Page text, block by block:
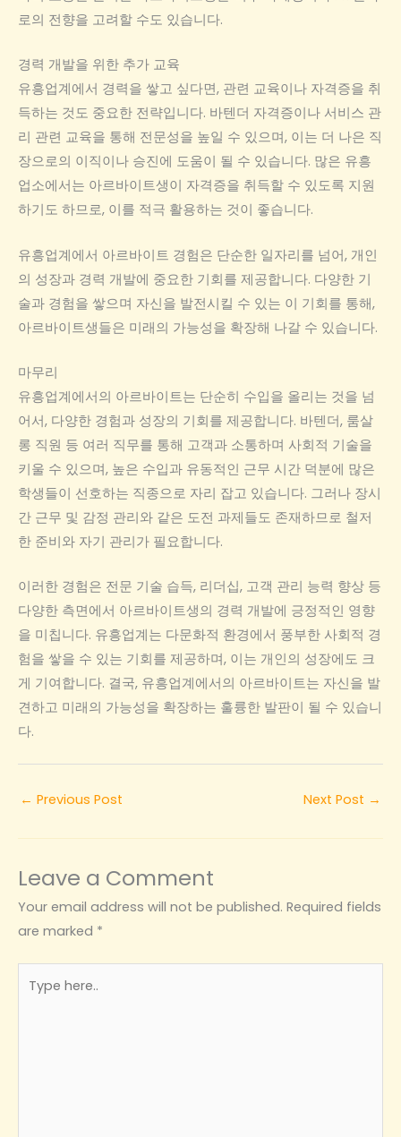
로의 전향을 고려할 수도 있습니다.
경력 개발을 위한 추가 교육
유흥업계에서 경력을 쌓고 싶다면, 관련 교육이나 자격증을 취
득하는 것도 중요한 전략입니다. 바텐더 자격증이나 서비스 관
리 관련 교육을 통해 전문성을 높일 수 있으며, 이는 더 나은 직
장으로의 이직이나 승진에 도움이 될 수 있습니다. 많은 유흥
업소에서는 아르바이트생이 자격증을 취득할 수 있도록 지원
하기도 하므로, 이를 적극 활용하는 것이 좋습니다.
유흥업계에서 아르바이트 경험은 단순한 일자리를 넘어, 개인
의 성장과 경력 개발에 중요한 기회를 제공합니다. 다양한 기
술과 경험을 쌓으며 자신을 발전시킬 수 있는 이 기회를 통해,
아르바이트생들은 미래의 가능성을 확장해 나갈 수 있습니다.
마무리
유흥업계에서의 아르바이트는 단순히 수입을 올리는 것을 넘
어서, 다양한 경험과 성장의 기회를 제공합니다. 바텐더, 룸살
롱 직원 등 여러 직무를 통해 고객과 소통하며 사회적 기술을
키울 수 있으며, 높은 수입과 유동적인 근무 시간 덕분에 많은
학생들이 선호하는 직종으로 자리 잡고 있습니다. 그러나 장시
간 근무 및 감정 관리와 같은 도전 과제들도 존재하므로 철저
한 준비와 자기 관리가 필요합니다.
이러한 경험은 전문 기술 습득, 리더십, 고객 관리 능력 향상 등
다양한 측면에서 아르바이트생의 경력 개발에 긍정적인 영향
을 미칩니다. 유흥업계는 다문화적 환경에서 풍부한 사회적 경
험을 쌓을 수 있는 기회를 제공하며, 이는 개인의 성장에도 크
게 기여합니다. 결국, 유흥업계에서의 아르바이트는 자신을 발
견하고 미래의 가능성을 확장하는 훌륭한 발판이 될 수 있습니
다.
← Previous Post Next Post →
Leave a Comment
Your email address will not be published. Required fields
are marked *
here..